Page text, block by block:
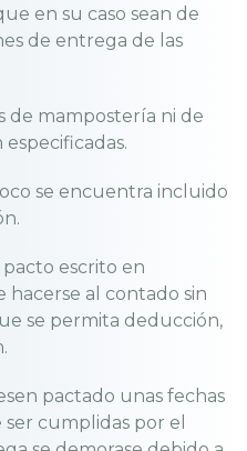
en su caso sean de
de entrega de las
de mampostería ni de
se encuentra incluido
pacto escrito en
hacerse al contado sin
se permita deducción,
pactado unas fechas
cumplidas por el